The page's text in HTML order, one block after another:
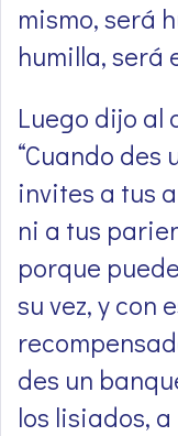
mismo, será
humilla, será
Luego dijo al
“Cuando des
invites a tus
ni a tus
porque
su vez, y con
des un
los lisiados, a